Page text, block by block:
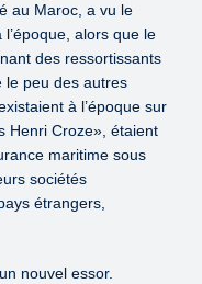
au Maroc, a vu le
alors que le
des ressortissants
le peu des autres
à l’époque sur
Henri Croze», étaient
maritime sous
sociétés
étrangers,
nouvel essor.